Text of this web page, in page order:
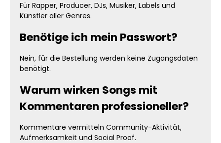
Für Rapper, Producer, DJs, Musiker, Labels und
Künstler aller Genres.
Benötige ich mein Passwort?
Nein, für die Bestellung werden keine Zugangsdaten
benötigt.
Warum wirken Songs mit
Kommentaren professioneller?
Kommentare vermitteln Community-Aktivität,
Aufmerksamkeit und Social Proof.